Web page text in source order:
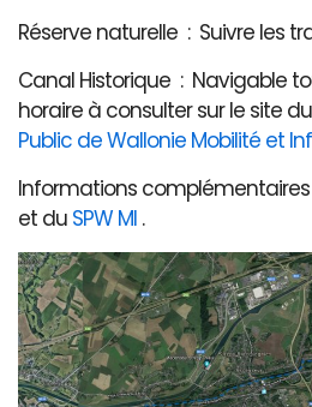
Réserve naturelle : Suivre les
Canal Historique : Navigable
horaire à consulter sur le site du
Public de Wallonie Mobilité et
Informations
et du SPW MI .